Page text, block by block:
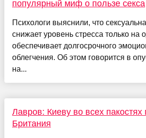
популярный миф о пользе секса
Психологи выяснили, что
снижает уровень стресса только на
обеспечивает долгосрочного
облегчения. Об этом говорится в
на...
Лавров: Киеву во всех пакостях
Британия